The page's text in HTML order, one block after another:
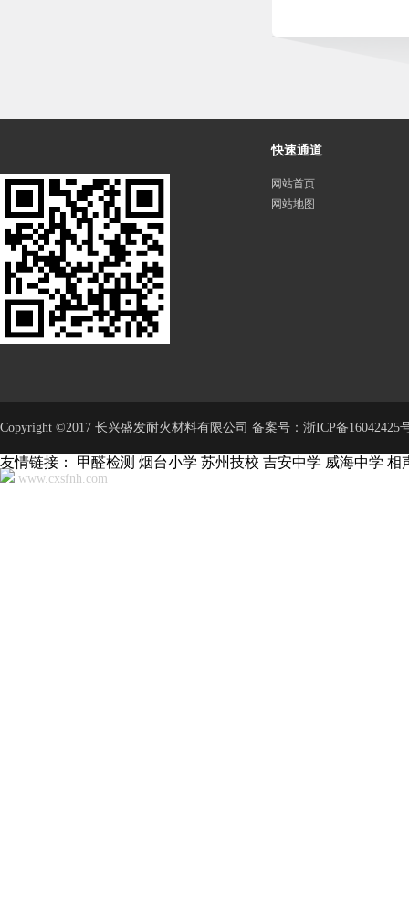
快速通道
网站首页
网站地图
Copyright ©2017 长兴盛发耐火材料有限公司 备案号： 浙ICP备16042425
www.cxsfnh.com
友情链接： 甲醛检测 烟台小学 苏州技校 吉安中学 威海中学 相